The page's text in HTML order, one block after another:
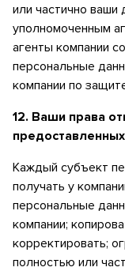
или частично
уполномоченным
агенты компании
персональные
компании по
12. Ваши права
Каждый субъект
получать у
персональные
компании;
корректировать;
полностью или